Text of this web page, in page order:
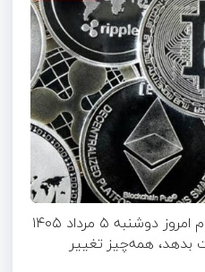
قیمت تتر، بیت‌کوین و اتریوم امروز دوشنبه ۵ مرداد ۱۴۰۵
بدهد، همه‌چیز تغییر